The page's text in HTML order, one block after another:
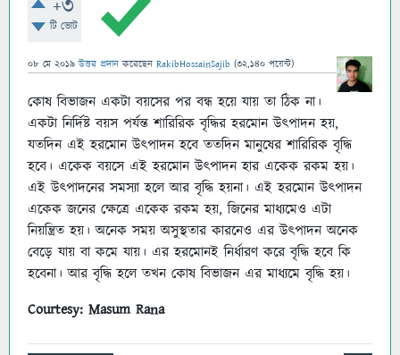
+3
টি ভোট
08 মে 2019 উত্তর প্রদান করেছেন RakibHossainSajib (32,140 পয়েন্ট)
কোষ বিভাজন একটা বয়সের পর বন্ধ হয়ে যায় তা ঠিক না।
একটা নির্দিষ্ট বয়স পর্যন্ত শারিরিক বৃদ্ধির হরমোন উৎপাদন হয়,
যতদিন এই হরমোন উৎপাদন হবে ততদিন মানুষের শারিরিক বৃদ্ধি
হবে। একেক বয়সে এই হরমোন উৎপাদন হার একেক রকম হয়।
এই উৎপাদনের সমস্যা হলে আর বৃদ্ধি হয়না। এই হরমোন উৎপাদন
একেক জনের ক্ষেত্রে একেক রকম হয়, জিনের মাধ্যমেও এটা
নিয়ন্ত্রিত হয়। অনেক সময় অসুস্থতার কারনেও এর উৎপাদন অনেক
বেড়ে যায় বা কমে যায়। এর হরমোনই নির্ধারণ করে বৃদ্ধি হবে কি
হবেনা। আর বৃদ্ধি হলে তখন কোষ বিভাজন এর মাধ্যমে বৃদ্ধি হয়।
Courtesy: Masum Rana